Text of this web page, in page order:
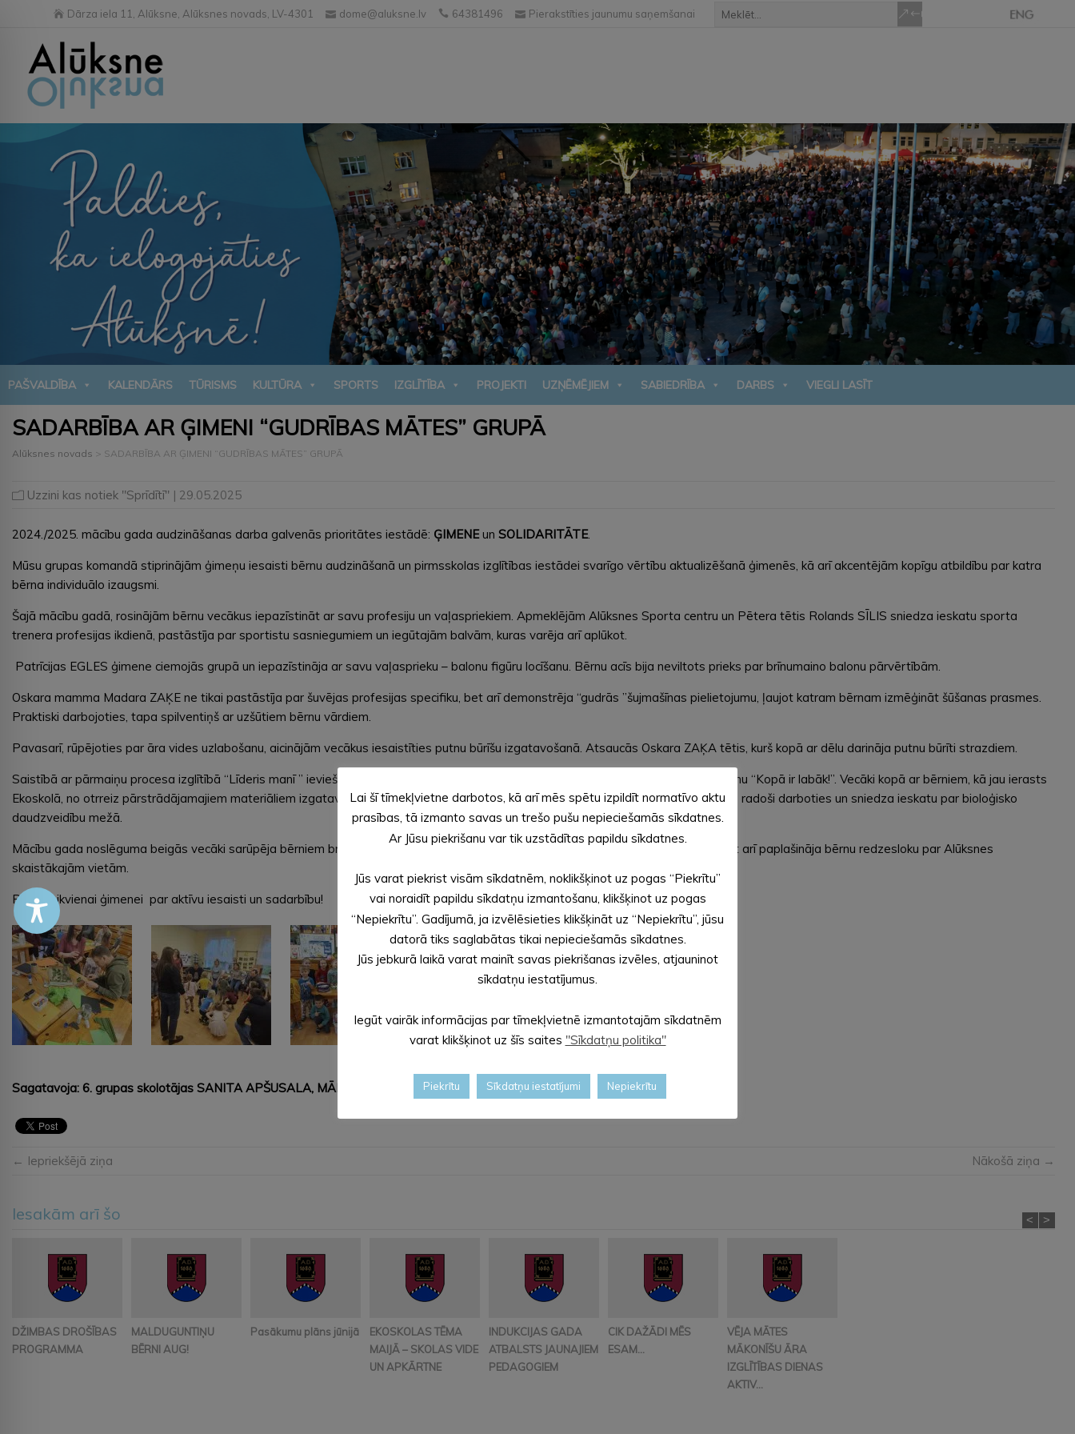
Dārza iela 11, Alūksne, Alūksnes novads, LV-4301 dome@aluksne.lv 64381496 Pierakstīties jaunumu saņemšanai
PAŠVALDĪBA KALENDĀRS TŪRISMS KULTŪRA SPORTS IZGLĪTĪBA PROJEKTI UZŅĒMĒJIEM SABIEDRĪBA DARBS VIEGLI LASĪT
SADARBĪBA AR ĢIMENI “GUDRĪBAS MĀTES” GRUPĀ
Alūksnes novads > SADARBĪBA AR ĢIMENI “GUDRĪBAS MĀTES” GRUPĀ
Uzzini kas notiek "Sprīdītī" | 29.05.2025
2024./2025. mācību gada audzināšanas darba galvenās prioritātes iestādē: ĢIMENEun SOLIDARITĀTE.
Mūsu grupas komandā stiprinājām ģimeņu iesaisti bērnu audzināšanā un pirmsskolas izglītības iestādei svarīgo vērtību aktualizēšanā ģimenēs, kā arī akcentējām kopīgu atbildību par katra
bērna individuālo izaugsmi.
Šajā mācību gadā, rosinājām bērnu vecākus iepazīstināt ar savu profesiju un vaļaspriekiem. Apmeklējām Alūksnes Sporta centru un Pētera tētis Rolands SĪLIS sniedza ieskatu sporta
trenera profesijas ikdienā, pastāstīja par sportistu sasniegumiem un iegūtajām balvām, kuras varēja arī aplūkot.
Patrīcijas EGLES ģimene ciemojās grupā un iepazīstināja ar savu vaļasprieku – balonu figūru locīšanu. Bērnu acīs bija neviltots prieks par brīnumaino balonu pārvērtībām.
Oskara mamma Madara ZAĶE ne tikai pastāstīja par šuvējas profesijas specifiku, bet arī demonstrēja “gudrās ”šujmašīnas pielietojumu, ļaujot katram bērnam izmēģināt šūšanas prasmes.
Praktiski darbojoties, tapa spilventiņš ar uzšūtiem bērnu vārdiem.
Pavasarī, rūpējoties par āra vides uzlabošanu, aicinājām vecākus iesaistīties putnu būrīšu izgatavošanā. Atsaucās Oskara ZAĶA tētis, kurš kopā ar dēlu darināja putnu būrīti strazdiem.
Saistībā ar pārmaiņu procesa izglītībā “Līderis manī ” ieviešanu un paradumu apgūšanu, 24.04.2025., organizējām vecāku pēcpusdienu “Kopā ir labāk!”. Vecāki kopā ar bērniem, kā jau ierasts
Ekoskolā, no otrreiz pārstrādājamajiem materiāliem izgatavoja meža maketus, kuri papildināja grupas materiālo bāzi, rosinot bērnus radoši darboties un sniedza ieskatu par bioloģisko
daudzveidību mežā.
Mācību gada noslēguma beigās vecāki sarūpēja bērniem braucienu ar vilcienu “Severīns”. Kopīgais brauciens ne tikai iepriecināja, bet arī paplašināja bērnu redzesloku par Alūksnes
skaistākajām vietām.
Paldies ikvienai ģimenei par aktīvu iesaisti un sadarbību!
Sagatavoja: 6. grupas skolotājas SANITA APŠUSALA, MĀRĪTE REZGORIŅA
← Iepriekšējā ziņa Nākošā ziņa →
Iesakām arī šo
DŽIMBAS DROŠĪBAS
PROGRAMMA
MALDUGUNTIŅU
BĒRNI AUG!
Pasākumu plāns jūnijā
EKOSKOLAS TĒMA
MAIJĀ – SKOLAS VIDE
UN APKĀRTNE
INDUKCIJAS GADA
ATBALSTS JAUNAJIEM
PEDAGOGIEM
CIK DAŽĀDI MĒS
ESAM…
VĒJA MĀTES
MĀKONĪŠU ĀRA
IZGLĪTĪBAS DIENAS
AKTIV...
< >
Lai šī tīmekļvietne darbotos, kā arī mēs spētu izpildīt normatīvo aktu
prasības, tā izmanto savas un trešo pušu nepieciešamās sīkdatnes.
Ar Jūsu piekrišanu var tik uzstādītas papildu sīkdatnes.
Jūs varat piekrist visām sīkdatnēm, noklikšķinot uz pogas “Piekrītu”
vai noraidīt papildu sīkdatņu izmantošanu, klikšķinot uz pogas
“Nepiekrītu”. Gadījumā, ja izvēlēsieties klikšķināt uz “Nepiekrītu”, jūsu
datorā tiks saglabātas tikai nepieciešamās sīkdatnes.
Jūs jebkurā laikā varat mainīt savas piekrišanas izvēles, atjauninot
sīkdatņu iestatījumus.
Iegūt vairāk informācijas par tīmekļvietnē izmantotajām sīkdatnēm
varat klikšķinot uz šīs saites "Sīkdatņu politika"
Piekrītu Sīkdatņu iestatījumi Nepiekrītu